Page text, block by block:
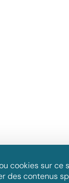
cookies sur ce
des contenus